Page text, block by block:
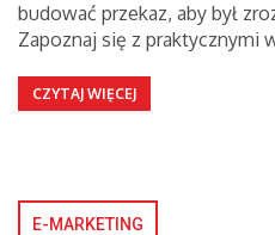
budować przekaz, aby był
Zapoznaj się z praktycznymi
CZYTAJ WIĘCEJ
E-MARKETING